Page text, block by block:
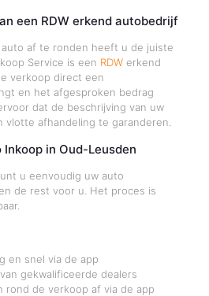
een RDW erkend autobedrijf
auto af te ronden heeft u de juiste
Service is een RDWerkend
verkoop direct een
en het afgesproken bedrag
dat de beschrijving van uw
vlotte afhandeling te garanderen.
in Oud-Leusden
u eenvoudig uw auto
de rest voor u. Het proces is
en snel via de app
gekwalificeerde dealers
rond de verkoop af via de app